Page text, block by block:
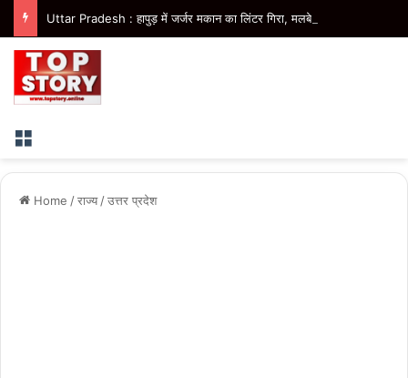
Uttar Pradesh : हापुड़ में जर्जर मकान का लिंटर गिरा, मलबे में दबा युवक
Menu
Home /राज्य /उत्तर प्रदेश